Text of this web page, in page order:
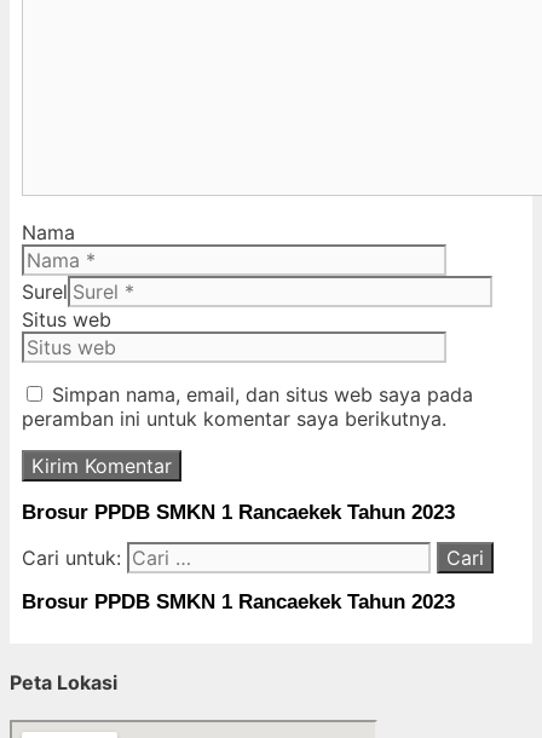
Nama
Surel
Situs web
Simpan nama, email, dan situs web saya pada
peramban ini untuk komentar saya berikutnya.
Brosur PPDB SMKN 1 Rancaekek Tahun 2023
Cari untuk:
Brosur PPDB SMKN 1 Rancaekek Tahun 2023
Peta Lokasi